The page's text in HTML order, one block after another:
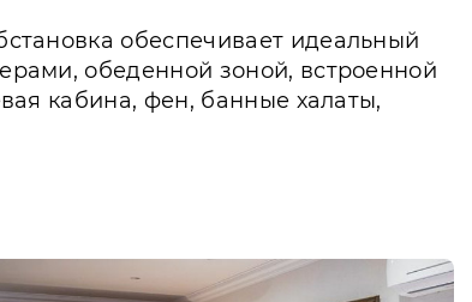
обеспечивает идеальный
обеденной зоной, встроенной
кабина, фен, банные халаты,